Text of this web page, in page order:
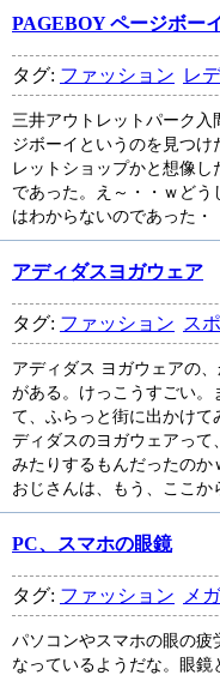
PAGEBOY ページボー
タグ: ファッション レ
三井アウトレットパーク入
ジボーイというのを見つけ
レットショップかと想像
であった。え～・・ｗど
はわからないのであった・
アディダスヨガウェア
タグ: ファッション ス
アディダス ヨガウェアの
がある。けっこうすごい
て、ふらっと街に出かけて
ディダスのヨガウェアって
みたりするもんだったのか
おじさんは、もう、ここか
PC、スマホの眼鏡
タグ: ファッション メ
パソコンやスマホの眼の疲
なっているようだな。眼